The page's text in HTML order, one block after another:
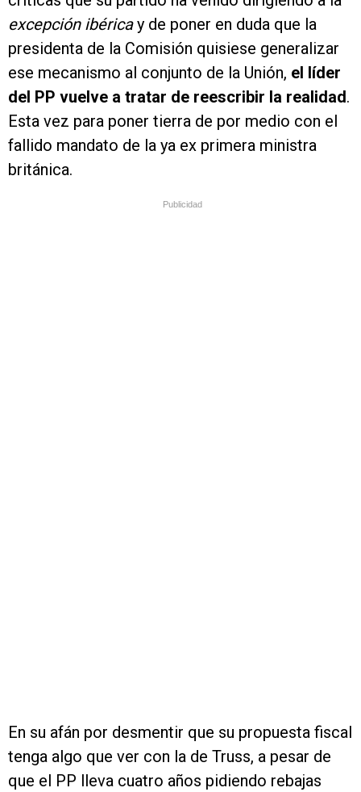
excepción ibéricay de poner en duda que la
presidenta de la Comisión quisiese generalizar
ese mecanismo al conjunto de la Unión, el líder
del PP vuelve a tratar de reescribir la realidad.
Esta vez para poner tierra de por medio con el
fallido mandato de la ya ex primera ministra
británica.
Publicidad
En su afán por desmentir que su propuesta fiscal
tenga algo que ver con la de Truss, a pesar de
que el PP lleva cuatro años pidiendo rebajas